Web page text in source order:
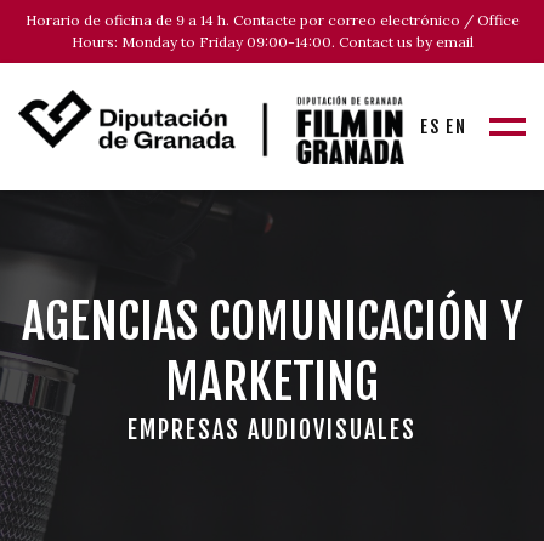
Horario de oficina de 9 a 14 h. Contacte por correo electrónico / Office
Hours: Monday to Friday 09:00-14:00. Contact us by email
ES EN
AGENCIAS COMUNICACIÓN Y
MARKETING
EMPRESAS AUDIOVISUALES